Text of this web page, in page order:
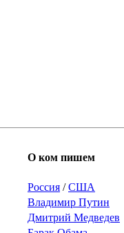
О ком пишем
Россия /США
Владимир Путин
Дмитрий Медведев